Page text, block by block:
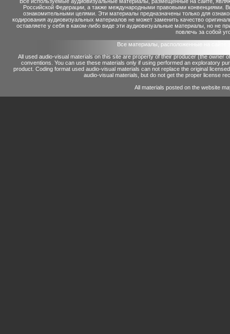
Российской Федерации, а также международными правовыми конвенциями.
ознакомительными целями. Эти материалы предназначены только для
кодирования аудиовизуальных материалов не может заменить качество
оставляете у себя в каком-либо виде эти аудиовизуальные материалы, но не
повлечь за собой
Все материалы, расположенные на сайте
All used audio-visual materials on this site are property of their producer (the owner
conventions. You can use these materials only if using performed an exploratory
product. Coding format used audio-visual materials can not replace the original
audio-visual materials, but do not get the proper license
All materials posted on the website